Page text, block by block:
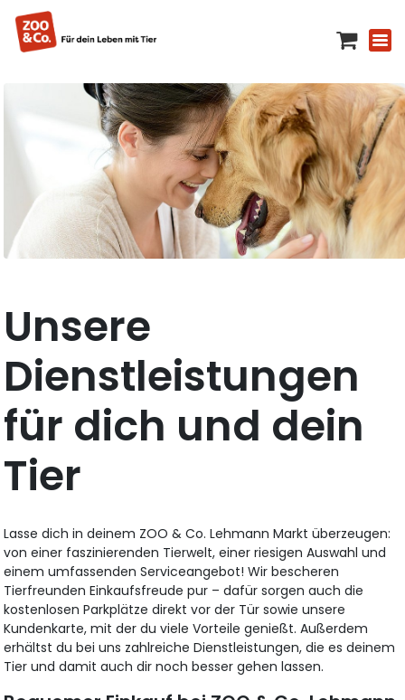
Unsere
Dienstleistungen
für dich und dein
Tier
Lasse dich in deinem ZOO & Co. Lehmann Markt überzeugen:
von einer faszinierenden Tierwelt, einer riesigen Auswahl und
einem umfassenden Serviceangebot! Wir bescheren
Tierfreunden Einkaufsfreude pur – dafür sorgen auch die
kostenlosen Parkplätze direkt vor der Tür sowie unsere
Kundenkarte, mit der du viele Vorteile genießt. Außerdem
erhältst du bei uns zahlreiche Dienstleistungen, die es deinem
Tier und damit auch dir noch besser gehen lassen.